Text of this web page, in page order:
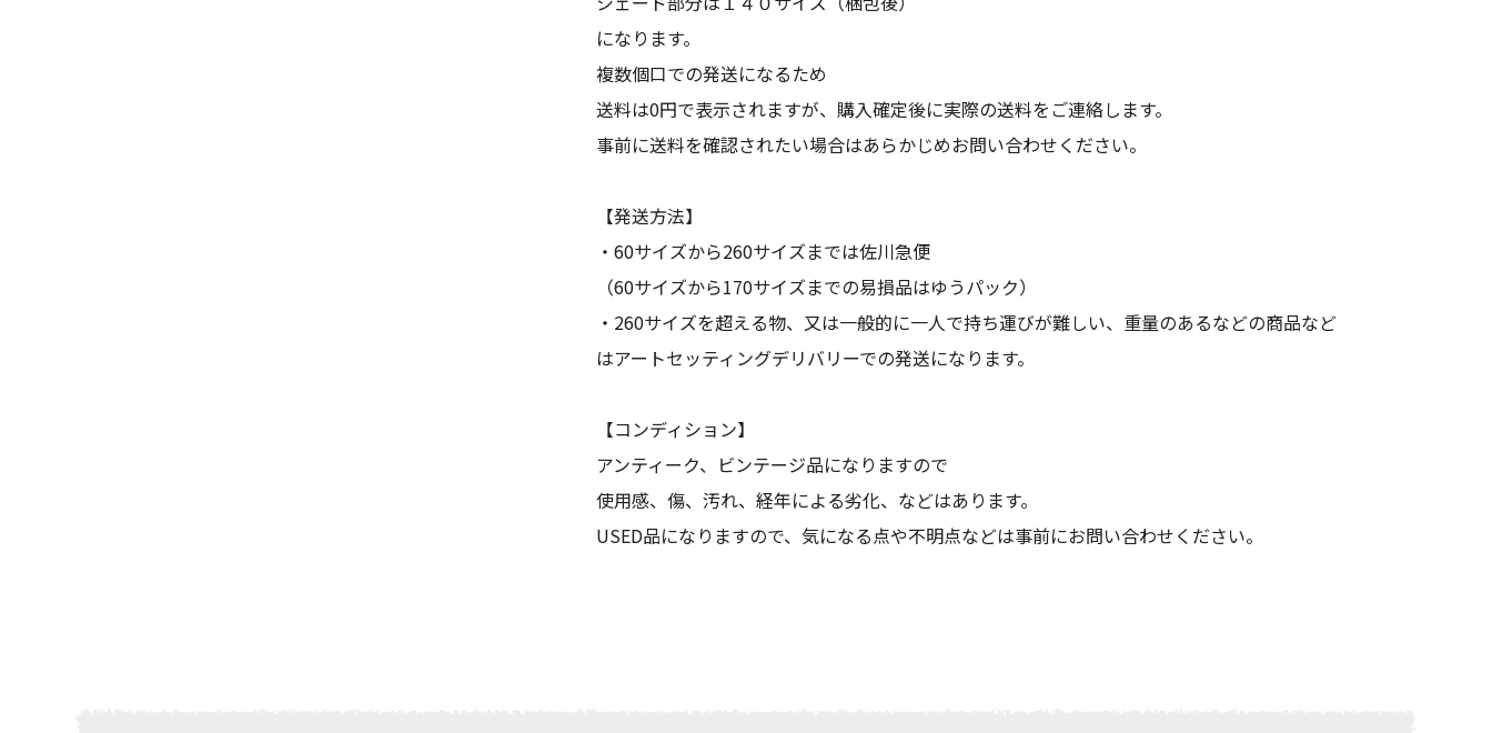
になります。
複数個口での発送になるため
送料は0円で表示されますが、購入確定後に実際の送料をご連絡します。
事前に送料を確認されたい場合はあらかじめお問い合わせください。
【発送方法】
・60サイズから260サイズまでは佐川急便
（60サイズから170サイズまでの易損品はゆうパック）
・260サイズを超える物、又は一般的に一人で持ち運びが難しい、重量のあるなどの商品など
はアートセッティングデリバリーでの発送になります。
【コンディション】
アンティーク、ビンテージ品になりますので
使用感、傷、汚れ、経年による劣化、などはあります。
USED品になりますので、気になる点や不明点などは事前にお問い合わせください。